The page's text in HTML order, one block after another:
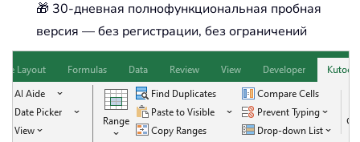
🎁 30-дневная полнофункциональная пробная
версия — без регистрации, без ограничений